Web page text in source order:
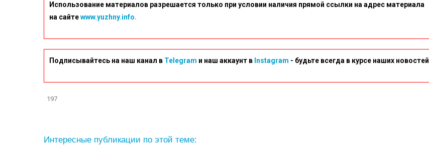
Использование материалов разрешается только при условии наличия прямой ссылки на адрес материала
на сайтеwww.yuzhny.info.
Подписывайтесь на наш канал в Telegram и наш аккаунт в Instagram - будьте всегда в курсе наших новостей
197
Интересные публикации по этой теме: